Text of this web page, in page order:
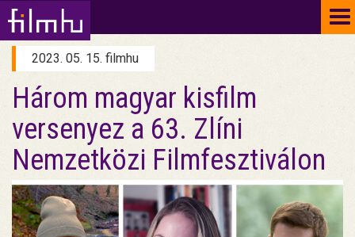
2023. 05. 15. filmhu
Három magyar kisfilm
versenyez a 63. Zlíni
Nemzetközi Filmfesztiválon